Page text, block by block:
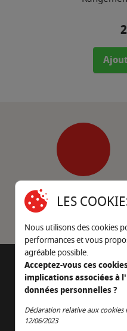
SERVICE CLIENT
Nous contacter
AUTOUR DU
05 45 22 98
Nous envoyer un
LES
Nous utilisons des cookies
performances et vous
agréable possible.
Acceptez-vous ces
implications associées à
données personnelles ?
Déclaration relative aux cookies
12/06/2023